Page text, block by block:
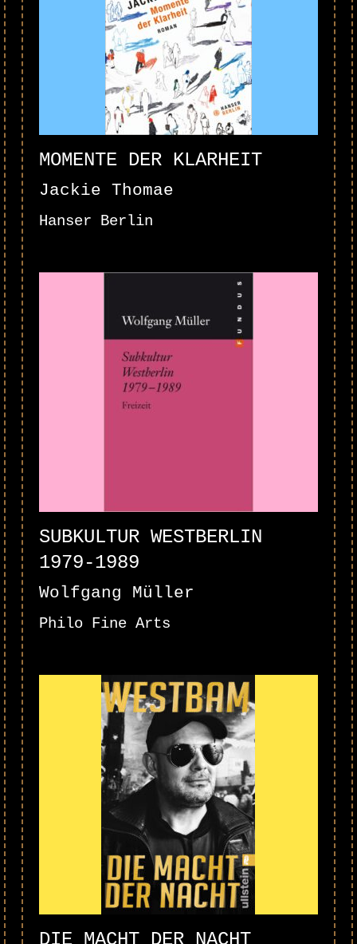
MOMENTE DER KLARHEIT
Jackie Thomae
Hanser Berlin
SUBKULTUR WESTBERLIN
1979-1989
Wolfgang Müller
Philo Fine Arts
DIE MACHT DER NACHT